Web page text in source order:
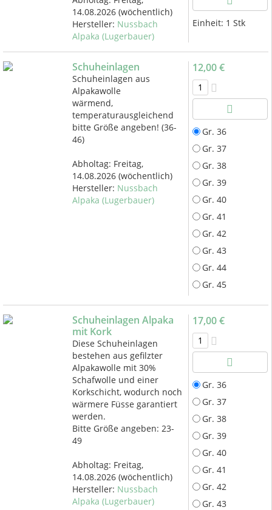
14.08.2026(wöchentlich)
Hersteller: Nussbach
Alpaka (Lugerbauer)
Einheit: 1 Stk
Schuheinlagen
Schuheinlagen aus
Alpakawolle
wärmend,
temperaturausgleichend
bitte Größe angeben! (36-
46)
Abholtag: Freitag,
14.08.2026(wöchentlich)
Hersteller: Nussbach
Alpaka (Lugerbauer)
12,00 €
Gr. 36
Gr. 37
Gr. 38
Gr. 39
Gr. 40
Gr. 41
Gr. 42
Gr. 43
Gr. 44
Gr. 45
Schuheinlagen Alpaka
mit Kork
Diese Schuheinlagen
bestehen aus gefilzter
Alpakawolle mit 30%
Schafwolle und einer
Korkschicht, wodurch noch
wärmere Füsse garantiert
werden.
Bitte Größe angeben: 23-
49
Abholtag: Freitag,
14.08.2026(wöchentlich)
Hersteller: Nussbach
Alpaka (Lugerbauer)
17,00 €
Gr. 36
Gr. 37
Gr. 38
Gr. 39
Gr. 40
Gr. 41
Gr. 42
Gr. 43